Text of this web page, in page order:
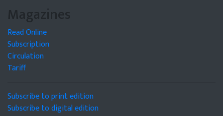
Magazines
Read Online
Subscription
Circulation
Tariff
Subscribe to print edition
Subscribe to digital edition